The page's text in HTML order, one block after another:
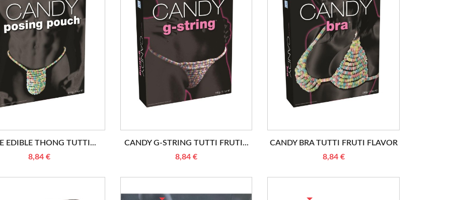
EDIBLE THONG TUTTI...
8,84 €
CANDY G-STRING TUTTI FRUTI...
8,84 €
CANDY BRA TUTTI FRUTI FLAVOR
8,84 €